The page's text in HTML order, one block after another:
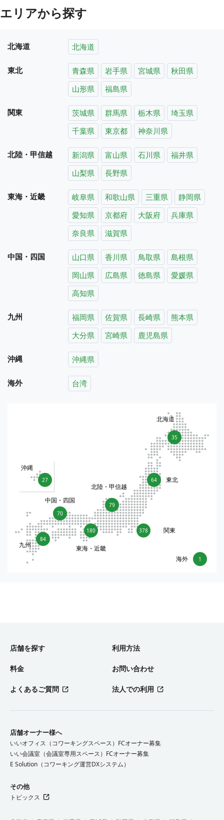
エリアから探す
北海道 北海道
東北 青森県 岩手県 宮城県
秋田県
山形県
福島県
関東 茨城県 群馬県 栃木県
埼玉県
千葉県
東京都 神奈川県
北陸・甲信越 新潟県 富山県 石川県
福井県
山梨県
長野県
東海・近畿 岐阜県 和歌山県 三重県
静岡県
愛知県
京都府 大阪府
兵庫県
奈良県
滋賀県
中国・四国 山口県 香川県 鳥取県
島根県
岡山県
広島県 徳島県
愛媛県
高知県
九州 福岡県 佐賀県 長崎県
熊本県
大分県
宮崎県 鹿児島県
沖縄 沖縄県
海外 台湾
35
北海道
64 東北
378 関東
79
北陸・甲信越
180
東海・近畿
70
中国・四国
84
九州
27
沖縄
1
海外
店舗を探す 利用方法
料金 お問い合わせ
よくあるご質問 法人での利用
店舗オーナー様へ
いいオフィス（コワーキングスペース）FCオーナー募集
いい会議室（会議室専用スペース）FCオーナー募集
E Solution（コワーキング運営DXシステム）
その他
トピックス